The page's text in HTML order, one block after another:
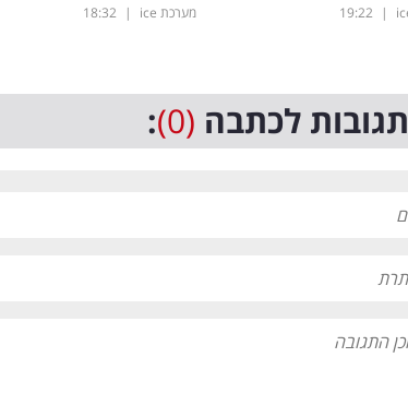
|
19:22 מערכת ice |
18:32
תגובות לכתבה (0)
: